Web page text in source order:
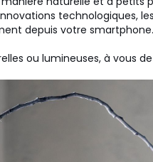
technologiques,
depuis votre smartphone.
ou lumineuses, à vous